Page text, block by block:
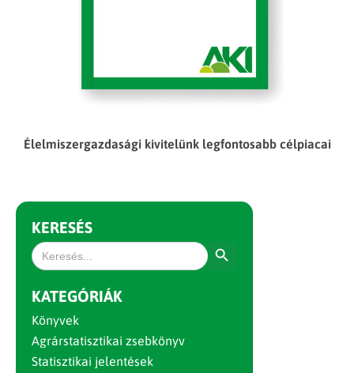
Élelmiszergazdasági kivitelünk legfontosabb célpiacai
KERESÉS
Search
for:
KATEGÓRIÁK
Könyvek
Agrárstatisztikai zsebkönyv
Statisztikai jelentések